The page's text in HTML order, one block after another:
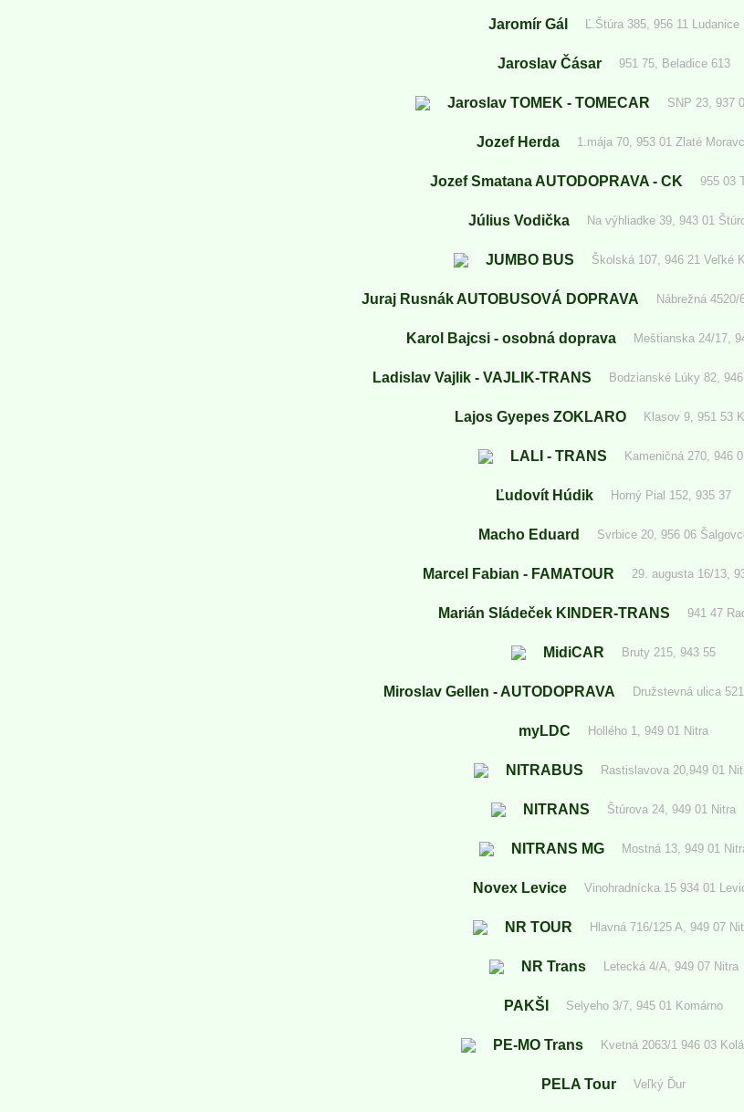
Jaromír Gál Ľ.Štúra 385, 956 11 Ludanice
Jaroslav Čásar 951 75, Beladice 613
Jaroslav TOMEK - TOMECAR SNP 23, 937
Jozef Herda 1.mája 70, 953 01 Zlaté
Jozef Smatana AUTODOPRAVA - CK 955 03
Július Vodička Na výhliadke 39, 943 01
JUMBO BUS Školská 107, 946 21 Veľké
Juraj Rusnák AUTOBUSOVÁ DOPRAVA Nábrežná
Karol Bajcsi - osobná doprava Meštianska 24/17,
Ladislav Vajlik - VAJLIK-TRANS Bodzianské Lúky 82,
Lajos Gyepes ZOKLARO Klasov 9, 951 53
LALI - TRANS Kameničná 270, 946
Ľudovít Húdik Horný Pial 152, 935 37
Macho Eduard Svrbice 20, 956 06
Marcel Fabian - FAMATOUR 29. augusta 16/13,
Marián Sládeček KINDER-TRANS 941 47
MidiCAR Bruty 215, 943 55
Miroslav Gellen - AUTODOPRAVA Družstevná ulica
myLDC Hollého 1, 949 01 Nitra
NITRABUS Rastislavova 20,949 01
NITRANS Štúrova 24, 949 01 Nitra
NITRANS MG Mostná 13, 949 01
Novex Levice Vinohradnícka 15 934 01
NR TOUR Hlavná 716/125 A, 949 07
NR Trans Letecká 4/A, 949 07 Nitra
PAKŠI Selyeho 3/7, 945 01 Komárno
PE-MO Trans Kvetná 2063/1 946 03
PELA Tour Veľký Ďur